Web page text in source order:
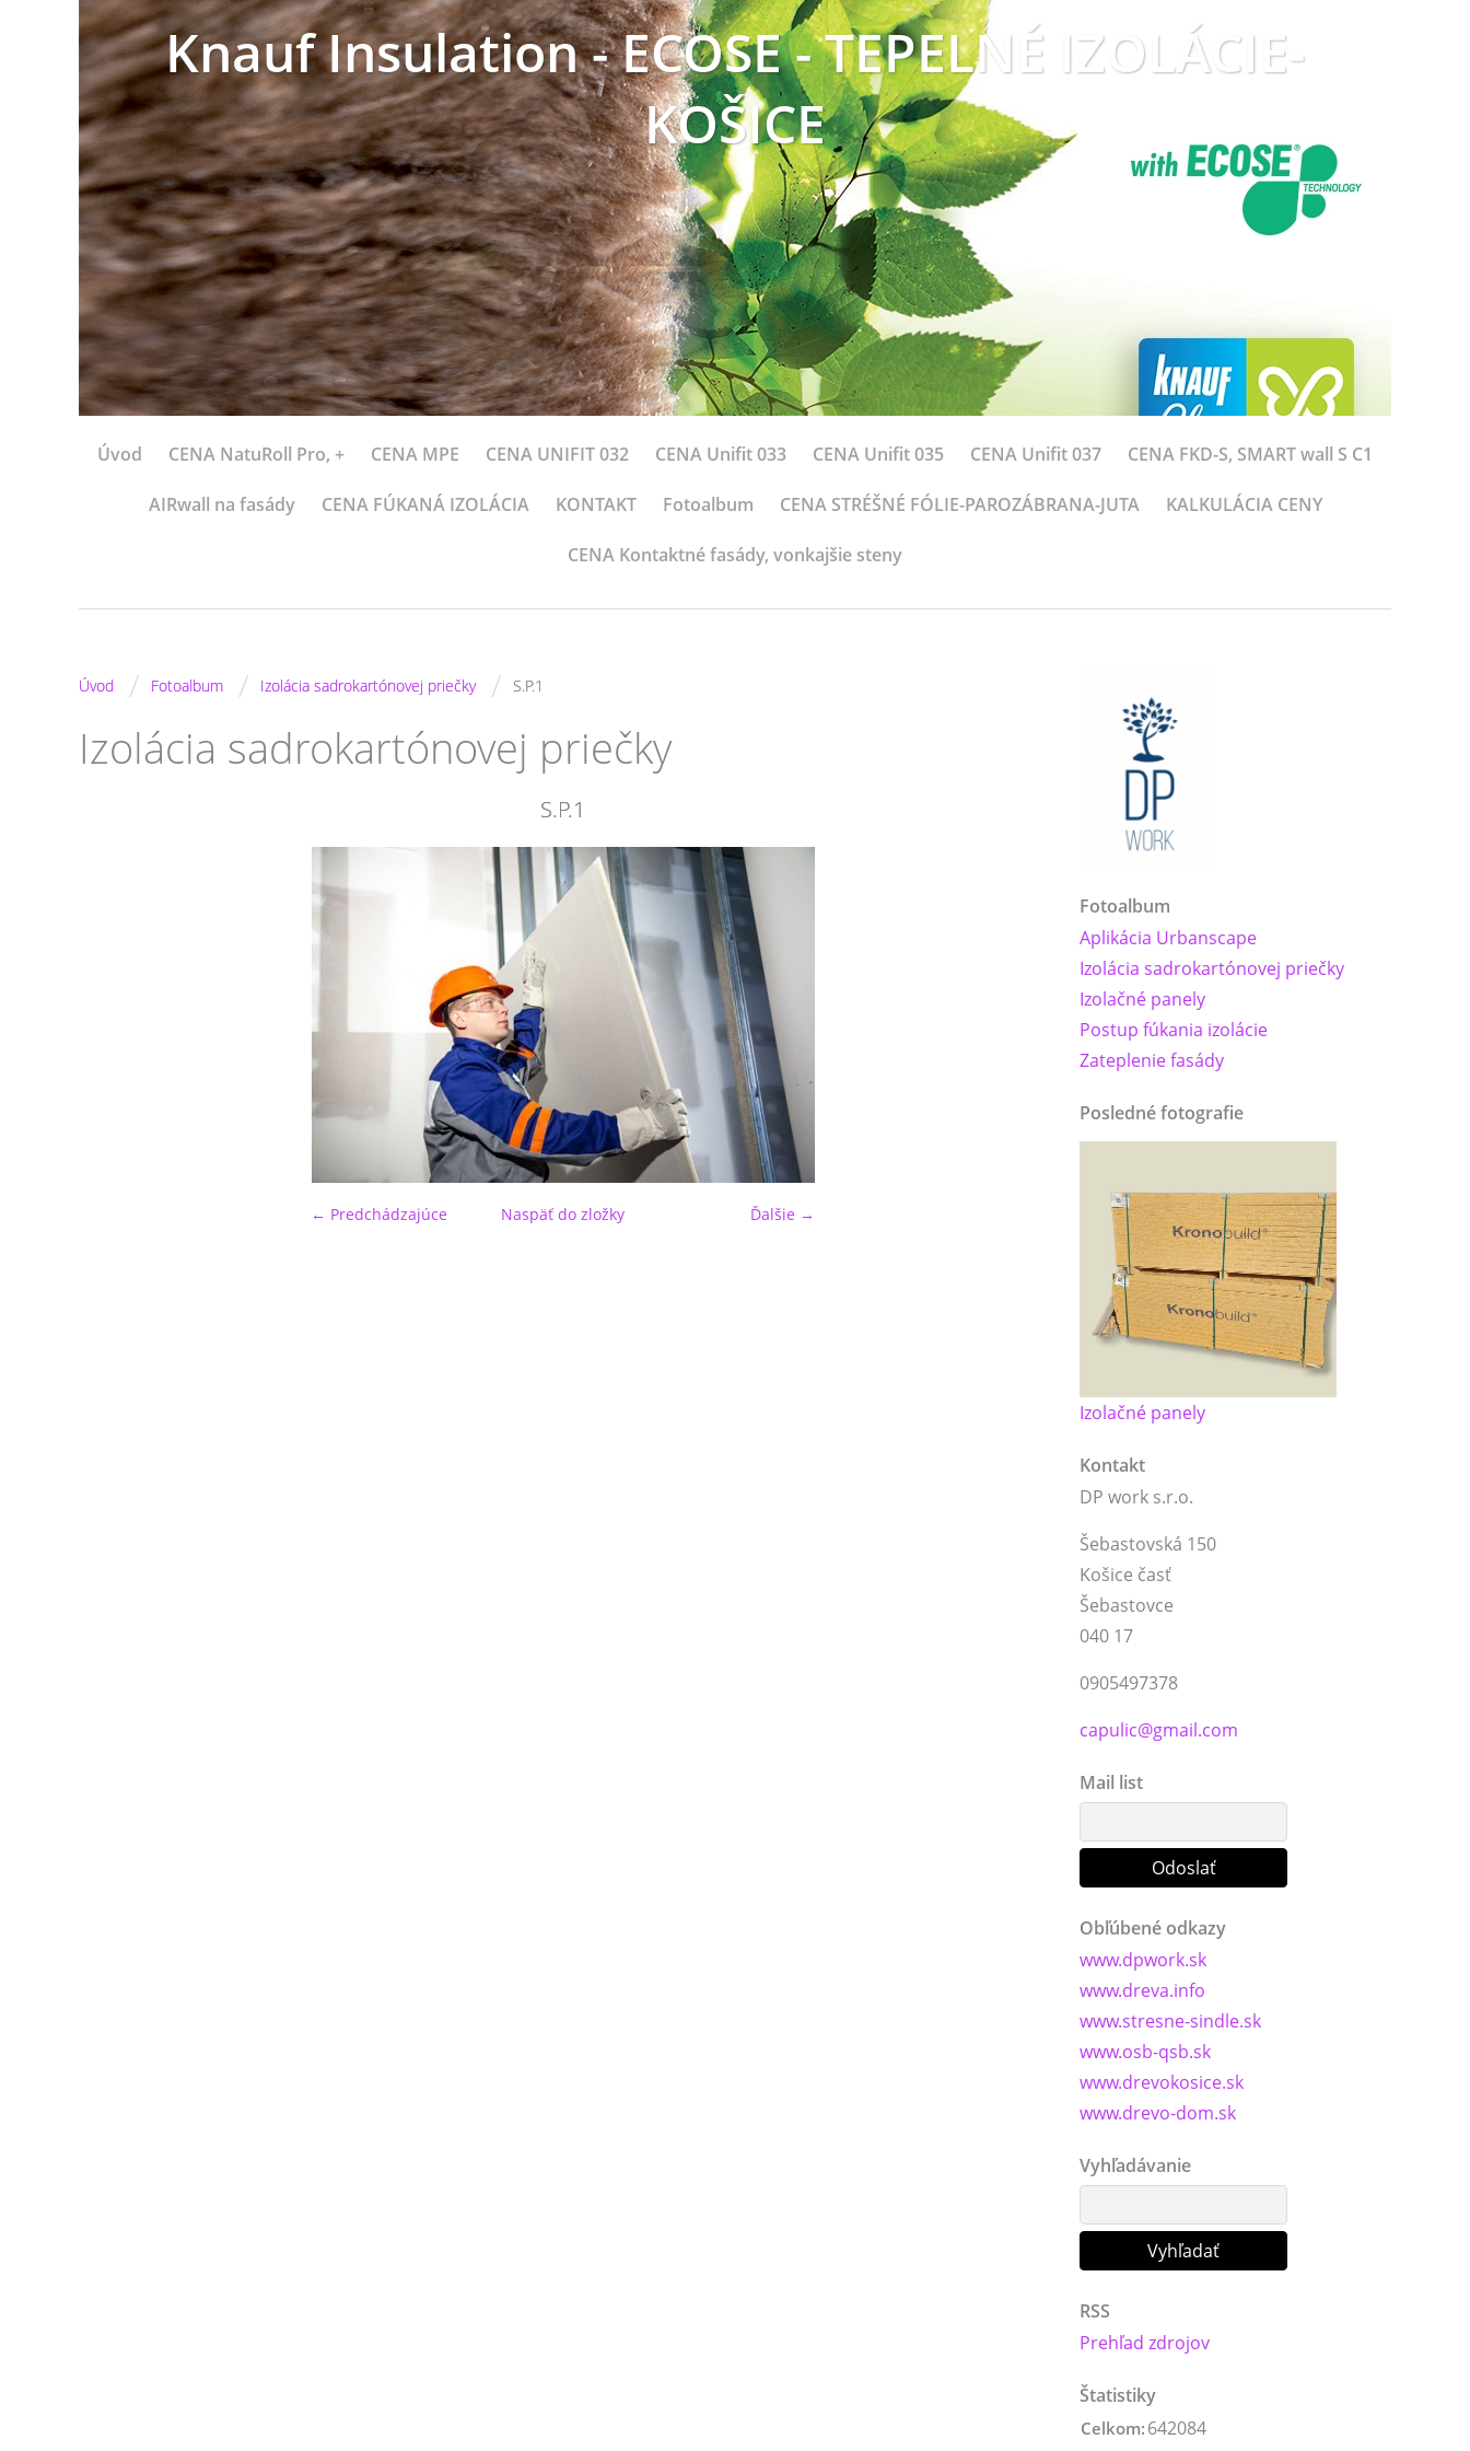
Knauf Insulation - ECOSE - TEPELNÉ IZOLÁCIE-
KOŠICE
Úvod CENA NatuRoll Pro, + CENA MPE CENA UNIFIT 032 CENA Unifit 033 CENA Unifit 035 CENA Unifit 037 CENA FKD-S, SMART wall S C1
AIRwall na fasády CENA FÚKANÁ IZOLÁCIA KONTAKT Fotoalbum CENA STRÉŠNÉ FÓLIE-PAROZÁBRANA-JUTA KALKULÁCIA CENY
CENA Kontaktné fasády, vonkajšie steny
Úvod / Fotoalbum / Izolácia sadrokartónovej priečky / S.P.1
Izolácia sadrokartónovej priečky
S.P.1
← Predchádzajúce Ďalšie →
Naspäť do zložky
Fotoalbum
Aplikácia Urbanscape
Izolácia sadrokartónovej priečky
Izolačné panely
Postup fúkania izolácie
Zateplenie fasády
Posledné fotografie
Izolačné panely
Kontakt
DP work s.r.o.
Šebastovská 150
Košice časť
Šebastovce
040 17
0905497378
capulic@gmail.com
Mail list
Obľúbené odkazy
www.dpwork.sk
www.dreva.info
www.stresne-sindle.sk
www.osb-qsb.sk
www.drevokosice.sk
www.drevo-dom.sk
Vyhľadávanie
RSS
Prehľad zdrojov
Štatistiky
Celkom: 642084